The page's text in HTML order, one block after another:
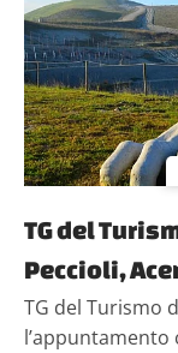
TG del
Peccioli,
TG del Turismo
l’appuntamento